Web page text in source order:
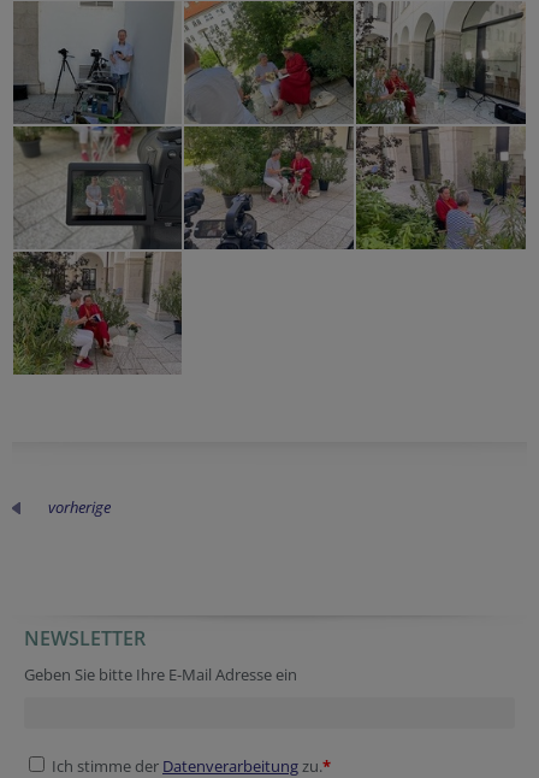
vorherige
NEWSLETTER
Geben Sie bitte Ihre E-Mail Adresse ein
Ich stimme der Datenverarbeitungzu.*